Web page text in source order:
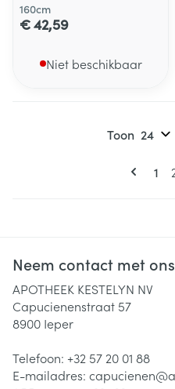
160cm
€ 42,59
Niet beschikbaar
U
1
Toon
Neem contact met
APOTHEEK KESTELYN NV
Capucienenstraat 57
8900 Ieper
Telefoon: +32 57 20 01 88
E-mailadres: capucienen@